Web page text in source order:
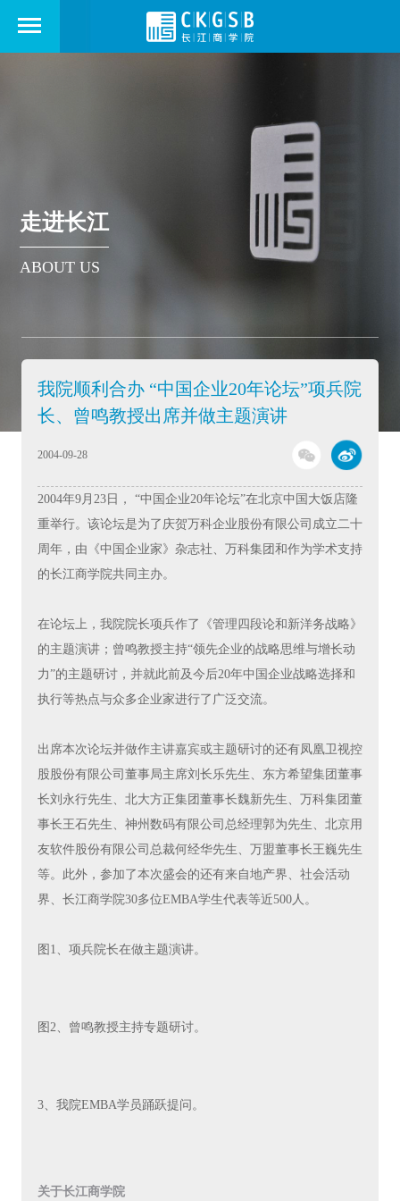
走进长江
ABOUT US
我院顺利合办 “中国企业20年论坛”项兵院
长、曾鸣教授出席并做主题演讲
2004-09-28
2004年9月23日， “中国企业20年论坛”在北京中国大饭店隆
重举行。该论坛是为了庆贺万科企业股份有限公司成立二十
周年，由《中国企业家》杂志社、万科集团和作为学术支持
的长江商学院共同主办。
在论坛上，我院院长项兵作了《管理四段论和新洋务战略》
的主题演讲；曾鸣教授主持“领先企业的战略思维与增长动
力”的主题研讨，并就此前及今后20年中国企业战略选择和
执行等热点与众多企业家进行了广泛交流。
出席本次论坛并做作主讲嘉宾或主题研讨的还有凤凰卫视控
股股份有限公司董事局主席刘长乐先生、东方希望集团董事
长刘永行先生、北大方正集团董事长魏新先生、万科集团董
事长王石先生、神州数码有限公司总经理郭为先生、北京用
友软件股份有限公司总裁何经华先生、万盟董事长王巍先生
等。此外，参加了本次盛会的还有来自地产界、社会活动
界、长江商学院30多位EMBA学生代表等近500人。
图1、项兵院长在做主题演讲。
图2、曾鸣教授主持专题研讨。
3、我院EMBA学员踊跃提问。
关于长江商学院